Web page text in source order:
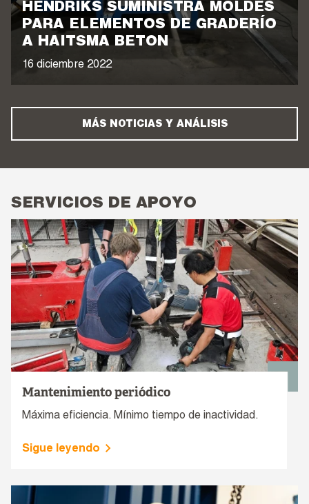
HENDRIKS SUMINISTRA MOLDES
PARA ELEMENTOS DE GRADERÍO
A HAITSMA BETON
16 diciembre 2022
MÁS NOTICIAS Y ANÁLISIS
SERVICIOS DE APOYO
Mantenimiento periódico
Máxima eficiencia. Mínimo tiempo de inactividad.
Sigue leyendo